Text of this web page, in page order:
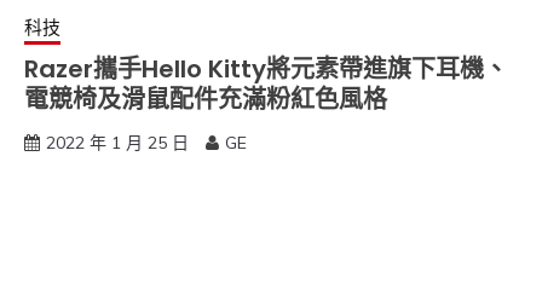
科技
Razer攜手Hello Kitty將元素帶進旗下耳機、
電競椅及滑鼠配件充滿粉紅色風格
2022 年 1 月 25 日 GE